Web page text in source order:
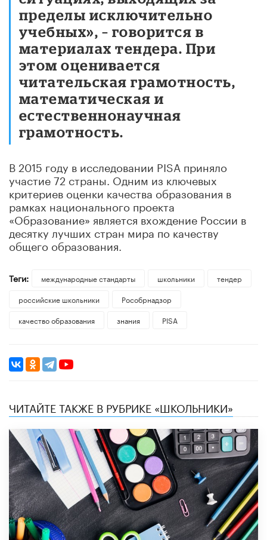
пределы исключительно
учебных», – говорится в
материалах тендера. При
этом оценивается
читательская грамотность,
математическая и
естественнонаучная
грамотность.
В 2015 году в исследовании PISA приняло
участие 72 страны. Одним из ключевых
критериев оценки качества образования в
рамках национального проекта
«Образование» является вхождение России в
десятку лучших стран мира по качеству
общего образования.
Теги: международные стандарты школьники
тендер
российские школьники
Рособрнадзор
качество образования
знания PISA
ЧИТАЙТЕ ТАКЖЕ В РУБРИКЕ «ШКОЛЬНИКИ»